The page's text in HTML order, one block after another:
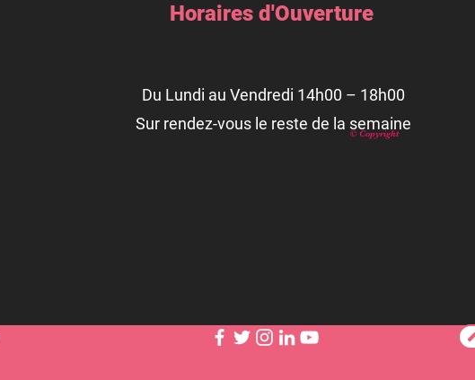
Horaires d'Ouverture
Du Lundi au Vendredi 14h00 – 18h00
Sur rendez-vous le reste de la semaine
© Copyright